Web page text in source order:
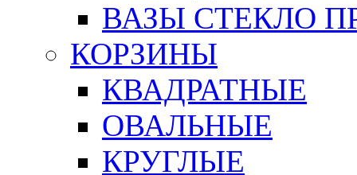
ВАЗЫ СТЕКЛО
КОРЗИНЫ
КВАДРАТНЫЕ
ОВАЛЬНЫЕ
КРУГЛЫЕ